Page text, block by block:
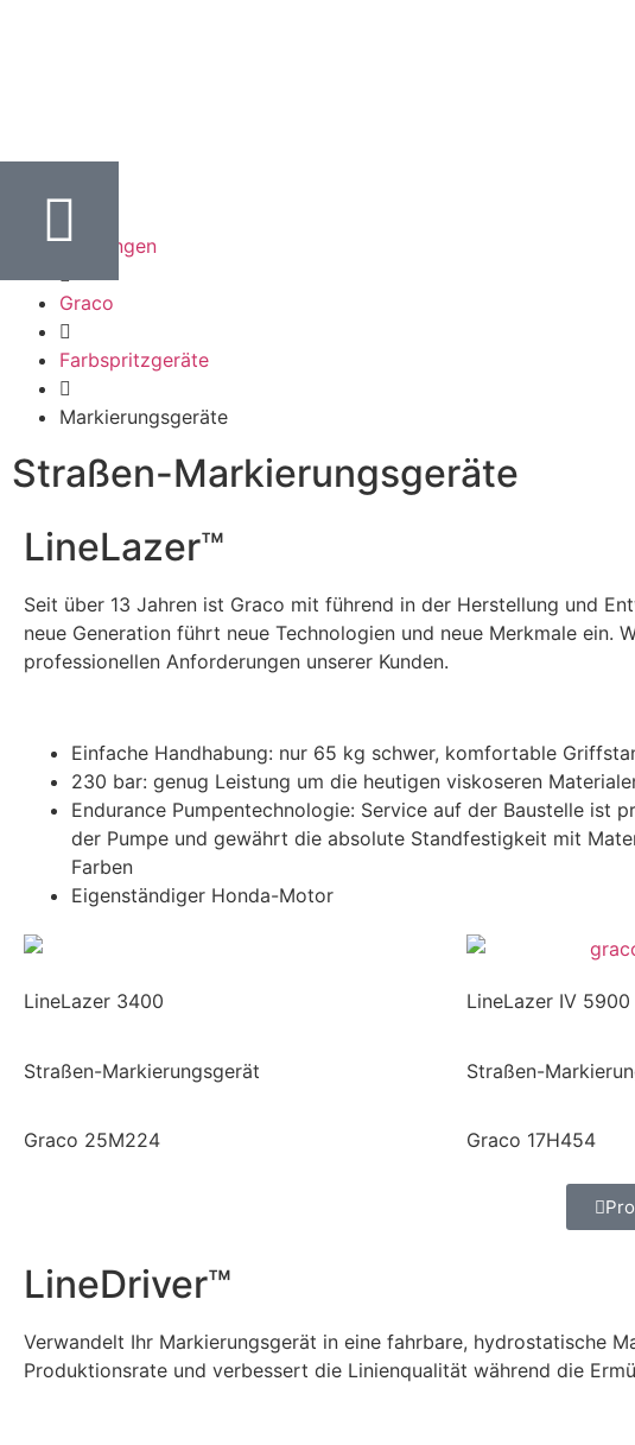
Leistungen
Graco
Farbspritzgeräte
Markierungsgeräte
Straßen-Markierungsgeräte
LineLazer™
Seit über 13 Jahren ist Graco mit führend in der Herstellung und
neue Generation führt neue Technologien und neue Merkmale
professionellen Anforderungen unserer Kunden.
Einfache Handhabung: nur 65 kg schwer, komfortable
230 bar: genug Leistung um die heutigen viskoseren
Endurance Pumpentechnologie: Service auf der Baustelle ist
der Pumpe und gewährt die absolute Standfestigkeit mit
Farben
Eigenständiger Honda-Motor
LineLazer 3400
Straßen-Markierungsgerät
Graco 25M224
LineLazer IV 5900
Straßen-
Graco 17H454
LineDriver™
Verwandelt Ihr Markierungsgerät in eine fahrbare, hydrostatische
Produktionsrate und verbessert die Linienqualität während die